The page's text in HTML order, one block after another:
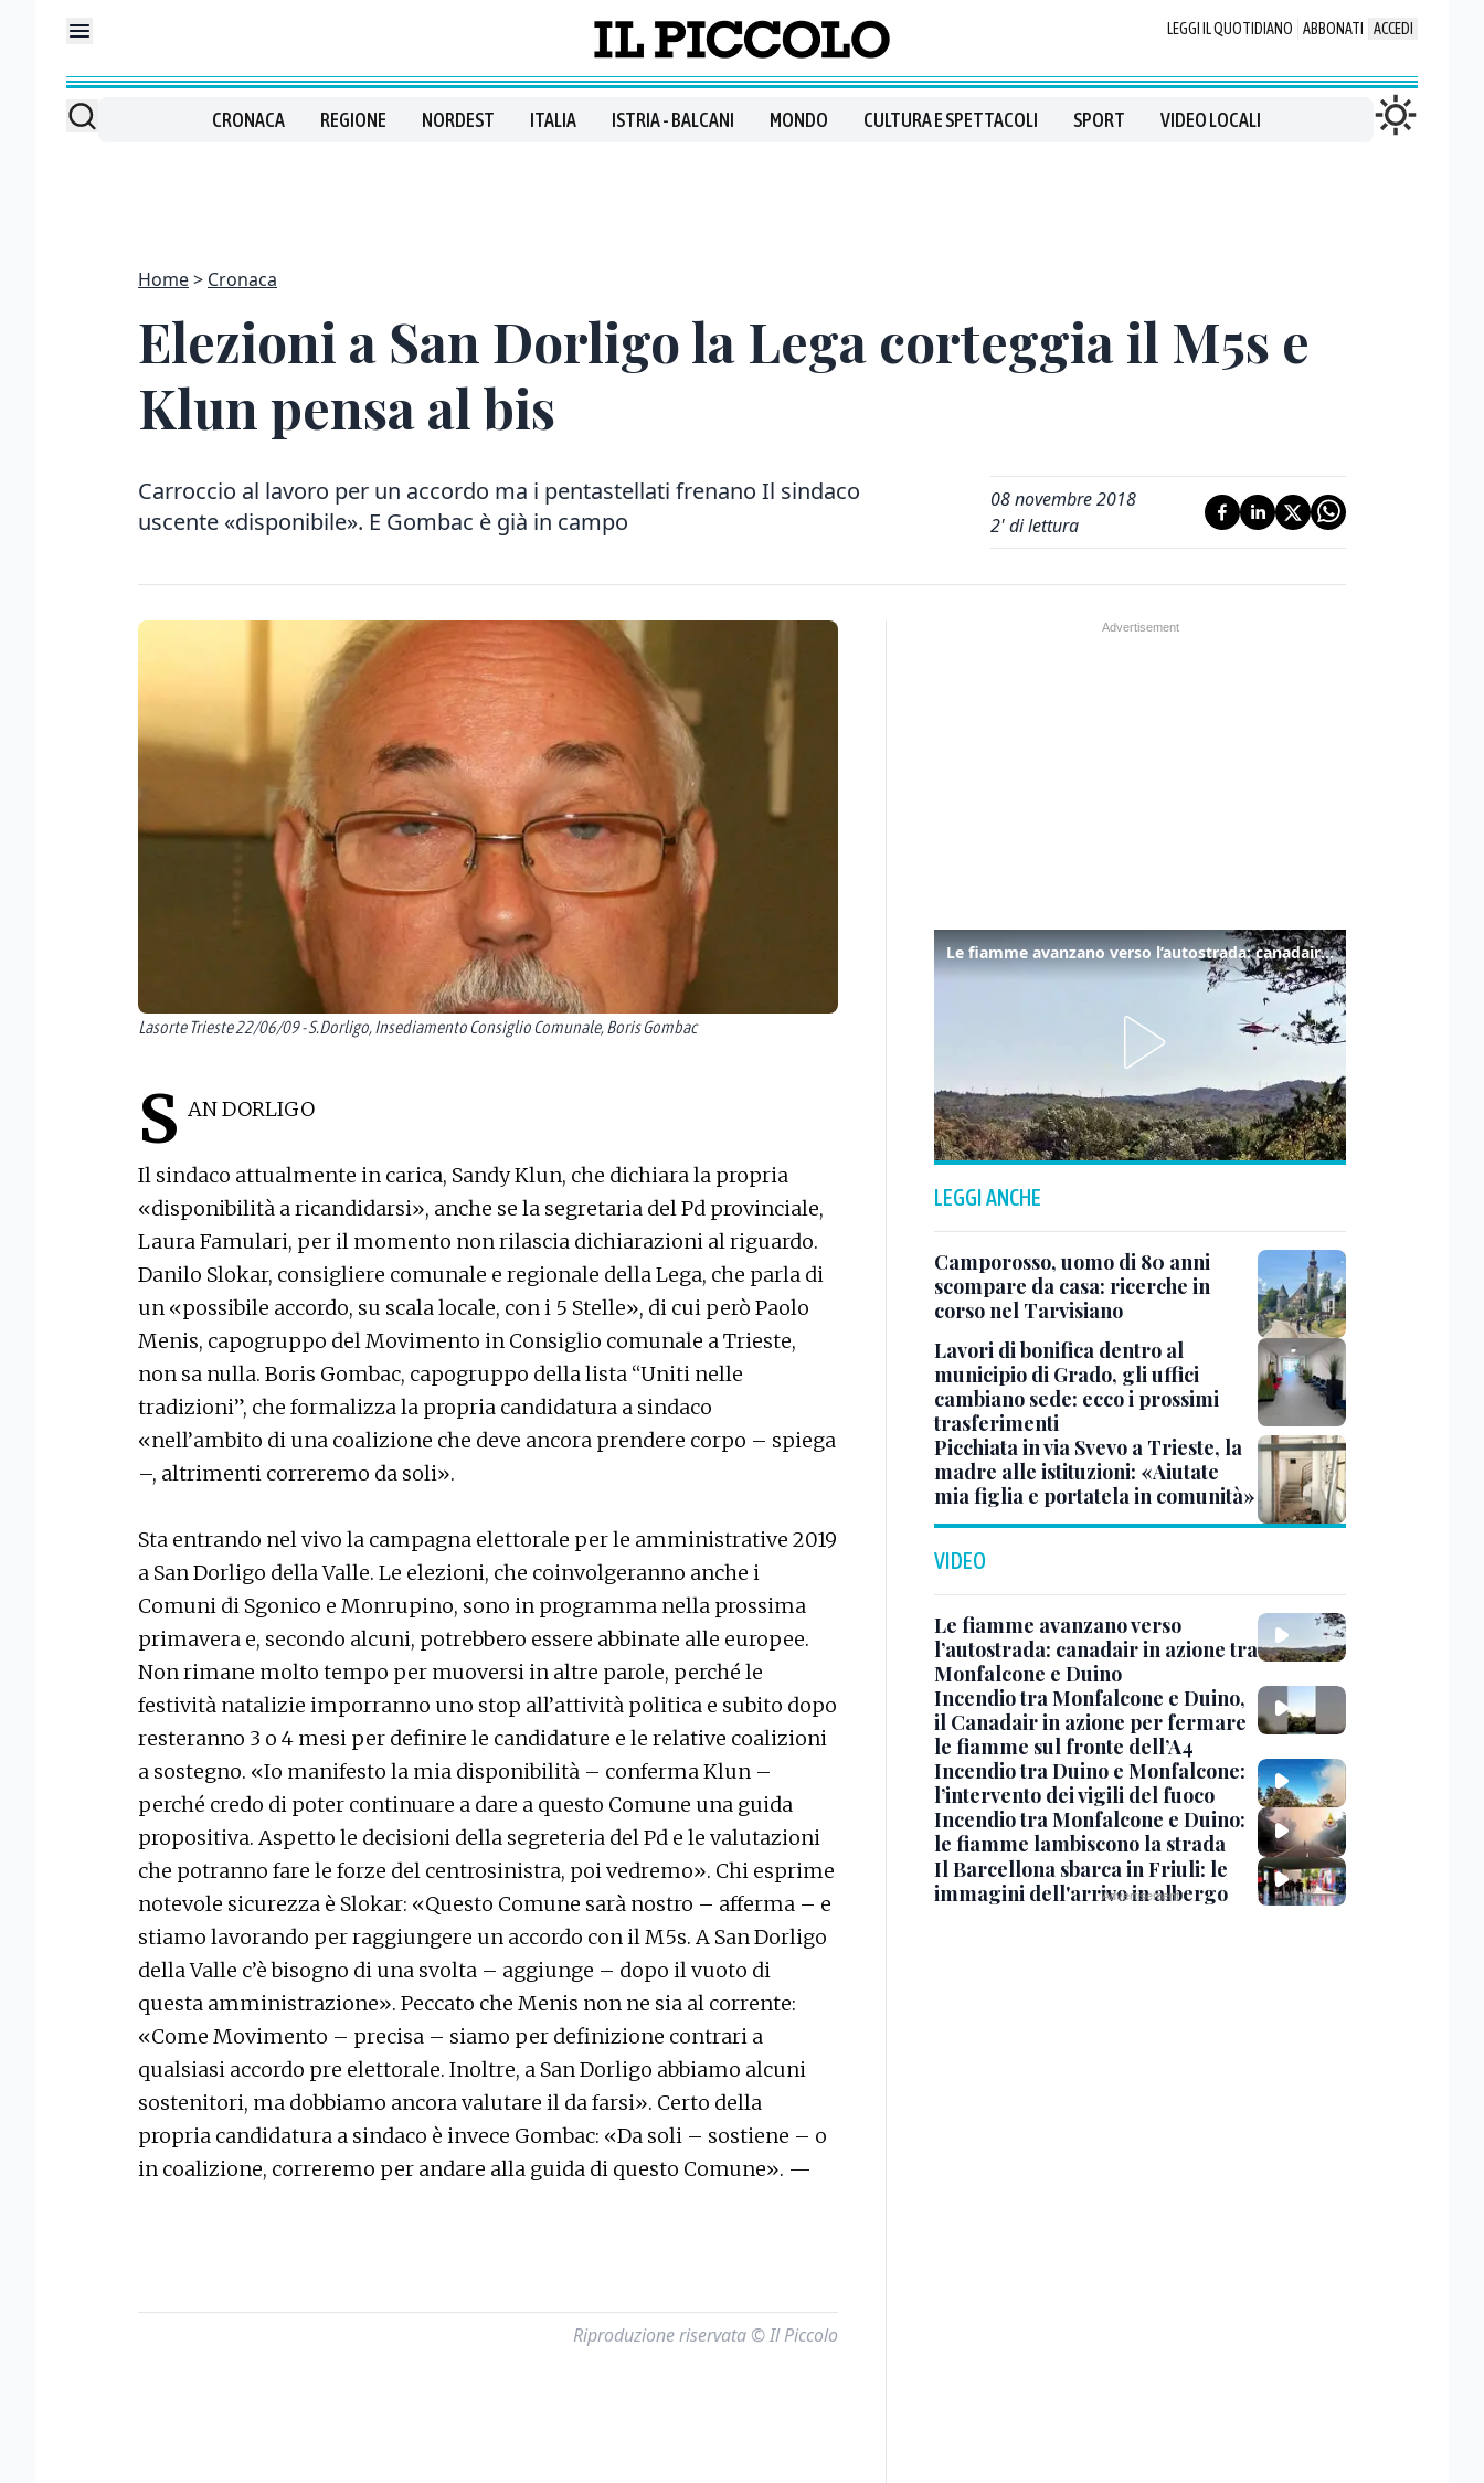
LEGGI IL QUOTIDIANO ABBONATI ACCEDI
CRONACA REGIONE NORDEST ITALIA ISTRIA - BALCANI MONDO CULTURA E SPETTACOLI SPORT VIDEO LOCALI
Home Cronaca
Elezioni a San Dorligo la Lega corteggia il M5s e
Klun pensa al bis
Carroccio al lavoro per un accordo ma i pentastellati frenano Il sindaco
uscente «disponibile». E Gombac è già in campo
08 novembre 2018
2' di lettura
Lasorte Trieste 22/06/09 - S.Dorligo, Insediamento Consiglio Comunale, Boris Gombac
S AN DORLIGO
Il sindaco attualmente in carica, Sandy Klun, che dichiara la propria
«disponibilità a ricandidarsi», anche se la segretaria del Pd provinciale,
Laura Famulari, per il momento non rilascia dichiarazioni al riguardo.
Danilo Slokar, consigliere comunale e regionale della Lega, che parla di
un «possibile accordo, su scala locale, con i 5 Stelle», di cui però Paolo
Menis, capogruppo del Movimento in Consiglio comunale a Trieste,
non sa nulla. Boris Gombac, capogruppo della lista “Uniti nelle
tradizioni”, che formalizza la propria candidatura a sindaco
«nell’ambito di una coalizione che deve ancora prendere corpo – spiega
–, altrimenti correremo da soli».
Sta entrando nel vivo la campagna elettorale per le amministrative 2019
a San Dorligo della Valle. Le elezioni, che coinvolgeranno anche i
Comuni di Sgonico e Monrupino, sono in programma nella prossima
primavera e, secondo alcuni, potrebbero essere abbinate alle europee.
Non rimane molto tempo per muoversi in altre parole, perché le
festività natalizie imporranno uno stop all’attività politica e subito dopo
resteranno 3 o 4 mesi per definire le candidature e le relative coalizioni
a sostegno. «Io manifesto la mia disponibilità – conferma Klun –
perché credo di poter continuare a dare a questo Comune una guida
propositiva. Aspetto le decisioni della segreteria del Pd e le valutazioni
che potranno fare le forze del centrosinistra, poi vedremo». Chi esprime
notevole sicurezza è Slokar: «Questo Comune sarà nostro – afferma – e
stiamo lavorando per raggiungere un accordo con il M5s. A San Dorligo
della Valle c’è bisogno di una svolta – aggiunge – dopo il vuoto di
questa amministrazione». Peccato che Menis non ne sia al corrente:
«Come Movimento – precisa – siamo per definizione contrari a
qualsiasi accordo pre elettorale. Inoltre, a San Dorligo abbiamo alcuni
sostenitori, ma dobbiamo ancora valutare il da farsi». Certo della
propria candidatura a sindaco è invece Gombac: «Da soli – sostiene – o
in coalizione, correremo per andare alla guida di questo Comune». —
Riproduzione riservata © Il Piccolo
Le fiamme avanzano verso l’autostrada: canadair in azione tra Monfalcone e Duino
LEGGI ANCHE
Camporosso, uomo di 80 anni
scompare da casa: ricerche in
corso nel Tarvisiano
Lavori di bonifica dentro al
municipio di Grado, gli uffici
cambiano sede: ecco i prossimi
trasferimenti
Picchiata in via Svevo a Trieste, la
madre alle istituzioni: «Aiutate
mia figlia e portatela in comunità»
VIDEO
Le fiamme avanzano verso
l’autostrada: canadair in azione tra
Monfalcone e Duino
Incendio tra Monfalcone e Duino,
il Canadair in azione per fermare
le fiamme sul fronte dell’A4
Incendio tra Duino e Monfalcone:
l’intervento dei vigili del fuoco
Incendio tra Monfalcone e Duino:
le fiamme lambiscono la strada
Il Barcellona sbarca in Friuli: le
immagini dell'arrivo in albergo